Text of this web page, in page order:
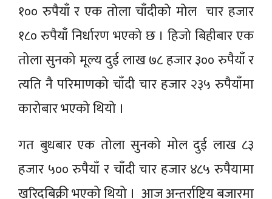
१०० रुपैयाँ र एक तोला चाँदीको मोल चार हजार
१८० रुपैयाँ निर्धारण भएको छ । हिजो बिहीबार एक
तोला सुनको मूल्य दुई लाख ७८ हजार ३०० रुपैयाँ र
त्यति नै परिमाणको चाँदी चार हजार २३५ रुपैयाँमा
कारोबार भएको थियो ।
गत बुधबार एक तोला सुनको मोल दुई लाख ८३
हजार ५०० रुपैयाँ र चाँदी चार हजार ४८५ रुपैयामा
खरिदबिक्री भएको थियो । आज अन्तर्राष्ट्रिय बजारमा